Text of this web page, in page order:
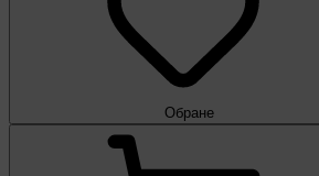
Обране